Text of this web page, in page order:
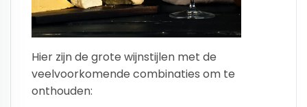
Hier zijn de grote wijnstijlen met de
veelvoorkomende combinaties om te
onthouden: